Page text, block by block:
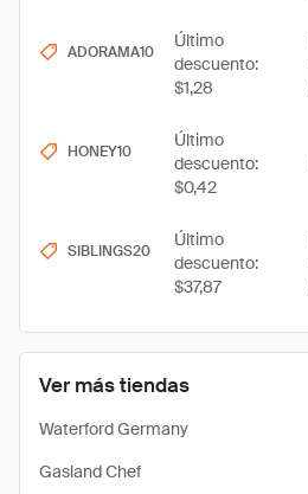
Ver más tiendas
Waterford Germany
Gasland Chef
ADORAMA10
Último
descuento:
$1,28
HONEY10
Último
descuento:
$0,42
SIBLINGS20
Último
descuento:
$37,87